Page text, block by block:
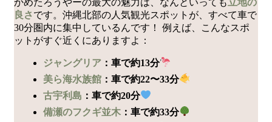
良さです。沖縄北部の人気観光スポットが、すべて車で
30分圏内に集中しているんです！ 例えば、こんなスポ
ットがすぐ近くにありますよ：
ジャングリア ：車で約13分
美ら海水族館 ：車で約22〜33分
古宇利島 ：車で約20分
備瀬のフクギ並木 ：車で約33分